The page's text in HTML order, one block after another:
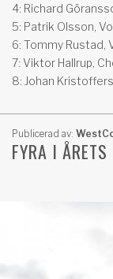
4: Richard
5: Patrik Olsson,
6: Tommy Rustad,
7: Viktor Hallrup,
8: Johan
Publicerad av:
FYRA I